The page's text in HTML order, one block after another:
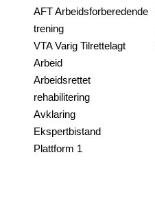
AFT Arbeidsforberedende
trening
VTA Varig Tilrettelagt
Arbeid
Arbeidsrettet
rehabilitering
Avklaring
Ekspertbistand
Plattform 1